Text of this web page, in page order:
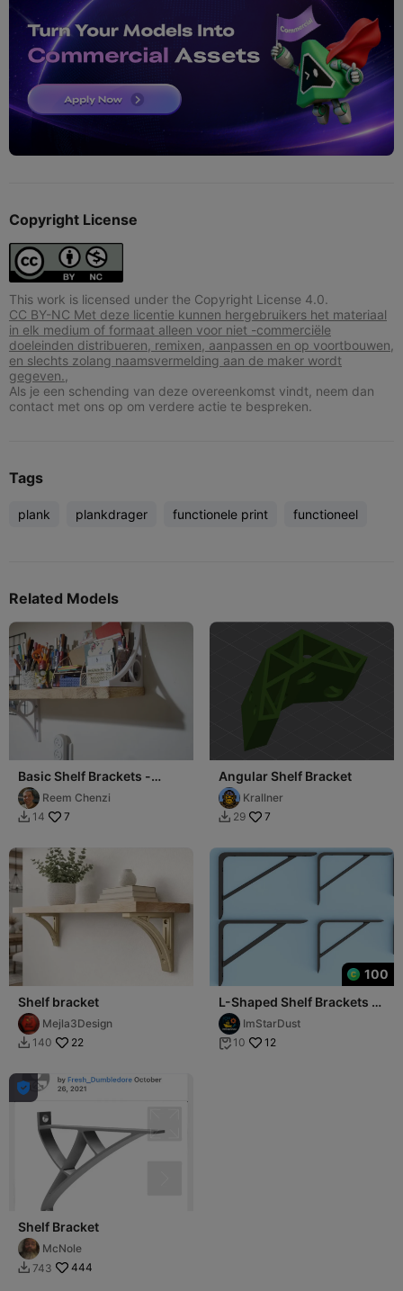
Copyright License
This work is licensed under the Copyright License 4.0.
CC BY-NC Met deze licentie kunnen hergebruikers het materiaal
in elk medium of formaat alleen voor niet -commerciële
doeleinden distribueren, remixen, aanpassen en op voortbouwen,
en slechts zolang naamsvermelding aan de maker wordt
gegeven.,
Als je een schending van deze overeenkomst vindt, neem dan
contact met ons op om verdere actie te bespreken.
Tags
plank plankdrager functionele print functioneel
Related Models
Basic Shelf Brackets -
strongerReem Chenzi
 14 7
Angular Shelf Bracket
Krallner
 29 7
Shelf bracket
Mejla3Design
 140 22
100
L-Shaped Shelf Brackets –
Multiple Sizes
ImStarDust
 10 12

Shelf Bracket
McNole
 743 444